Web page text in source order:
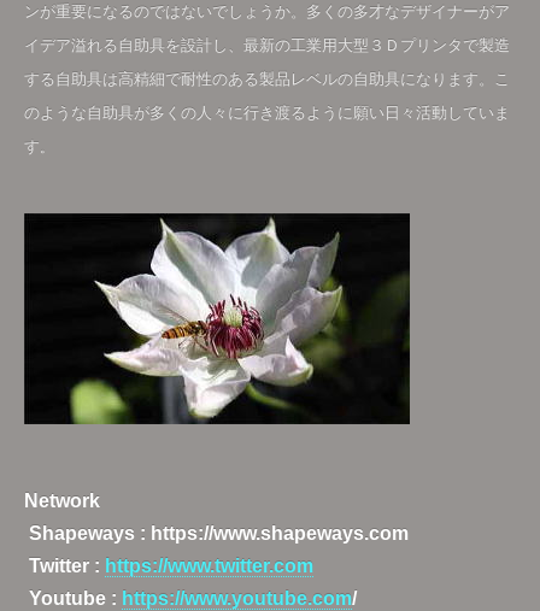
ンが重要になるのではないでしょうか。多くの多才なデザイナーがア
イデア溢れる自助具を設計し、最新の工業用大型３Ｄプリンタで製造
する自助具は高精細で耐性のある製品レベルの自助具になります。こ
のような自助具が多くの人々に行き渡るように願い日々活動していま
す
Network
Shapeways : https://www.shapeways.com
Twitter : https://www.twitter.com
Youtube : https://www.youtube.com/